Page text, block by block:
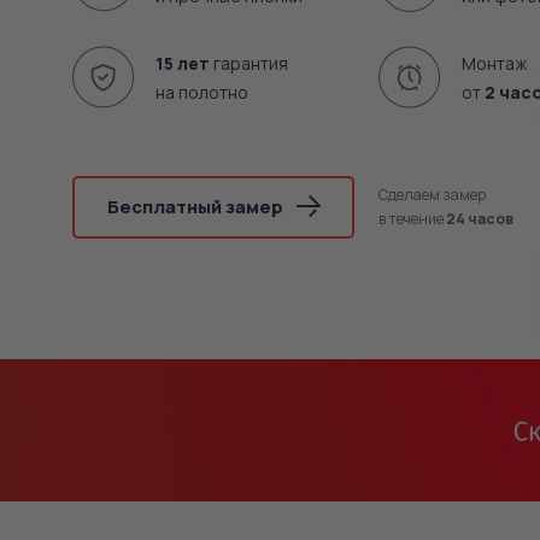
15 лет гарантия
на полотно
Монтаж
от 2
Бесплатный замер
Сделаем замер
в течение24 часов